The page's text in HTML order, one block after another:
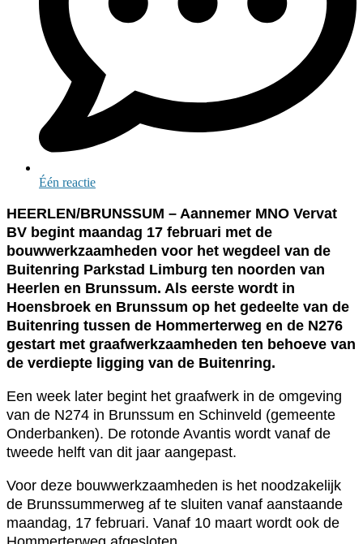
Één reactie
HEERLEN/BRUNSSUM – Aannemer MNO Vervat
BV begint maandag 17 februari met de
bouwwerkzaamheden voor het wegdeel van de
Buitenring Parkstad Limburg ten noorden van
Heerlen en Brunssum. Als eerste wordt in
Hoensbroek en Brunssum op het gedeelte van de
Buitenring tussen de Hommerterweg en de N276
gestart met graafwerkzaamheden ten behoeve van
de verdiepte ligging van de Buitenring.
Een week later begint het graafwerk in de omgeving
van de N274 in Brunssum en Schinveld (gemeente
Onderbanken). De rotonde Avantis wordt vanaf de
tweede helft van dit jaar aangepast.
Voor deze bouwwerkzaamheden is het noodzakelijk
de Brunssummerweg af te sluiten vanaf aanstaande
maandag, 17 februari. Vanaf 10 maart wordt ook de